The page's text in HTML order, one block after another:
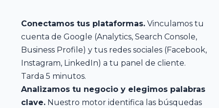
Conectamos tus plataformas. Vinculamos tu
cuenta de Google (Analytics, Search Console,
Business Profile) y tus redes sociales (Facebook,
Instagram, LinkedIn) a tu panel de cliente.
Tarda 5 minutos.
Analizamos tu negocio y elegimos palabras
clave. Nuestro motor identifica las búsquedas